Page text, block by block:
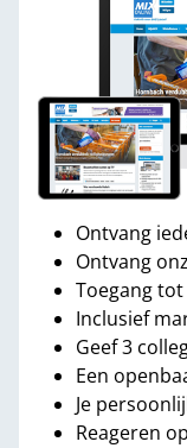
Ontvang
Ontvang
Toegang
Inclusief
Geef 3
Een
Je
Reageren